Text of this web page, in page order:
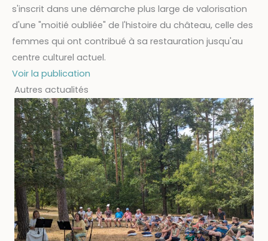
s'inscrit dans une démarche plus large de valorisation
d'une "moitié oubliée" de l'histoire du château, celle des
femmes qui ont contribué à sa restauration jusqu'au
centre culturel actuel.
Voir la publication
Autres actualités